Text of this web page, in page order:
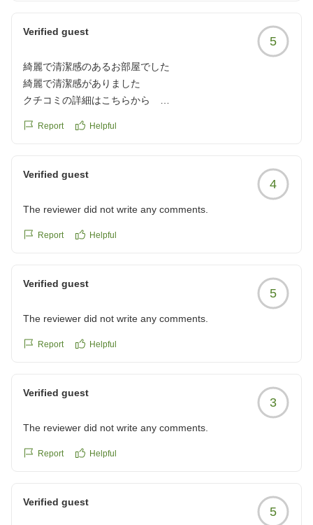
Verified guest
5
綺麗で清潔感のあるお部屋でした
綺麗で清潔感がありました
クチコミの詳細はこちらから
reviewId=33123477550269
Report Helpful
Verified guest
4
The reviewer did not write any comments.
Report Helpful
Verified guest
5
The reviewer did not write any comments.
Report Helpful
Verified guest
3
The reviewer did not write any comments.
Report Helpful
Verified guest
5